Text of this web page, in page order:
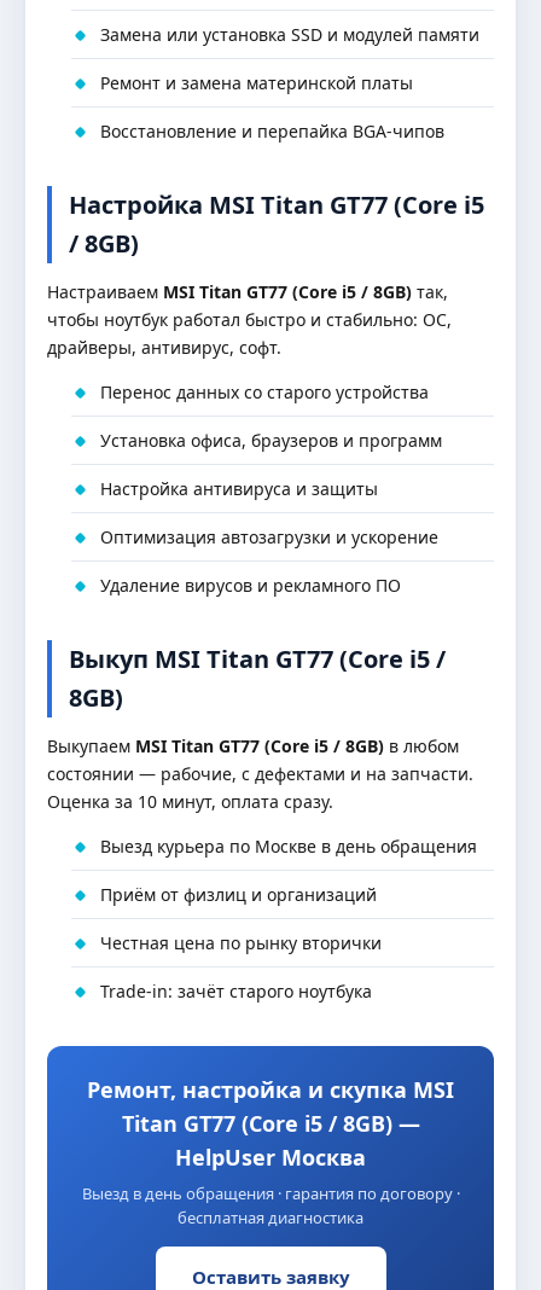
Замена или установка SSD и модулей памяти
Ремонт и замена материнской платы
Восстановление и перепайка BGA-чипов
Настройка MSI Titan GT77 (Core i5
/ 8GB)
Настраиваем MSI Titan GT77 (Core i5 / 8GB) так,
чтобы ноутбук работал быстро и стабильно: ОС,
драйверы, антивирус, софт.
Перенос данных со старого устройства
Установка офиса, браузеров и программ
Настройка антивируса и защиты
Оптимизация автозагрузки и ускорение
Удаление вирусов и рекламного ПО
Выкуп MSI Titan GT77 (Core i5 /
8GB)
Выкупаем MSI Titan GT77 (Core i5 / 8GB) в любом
состоянии — рабочие, с дефектами и на запчасти.
Оценка за 10 минут, оплата сразу.
Выезд курьера по Москве в день обращения
Приём от физлиц и организаций
Честная цена по рынку вторички
Trade-in: зачёт старого ноутбука
Ремонт, настройка и скупка MSI
Titan GT77 (Core i5 / 8GB) —
HelpUser Москва
Выезд в день обращения · гарантия по договору ·
бесплатная диагностика
Оставить заявку